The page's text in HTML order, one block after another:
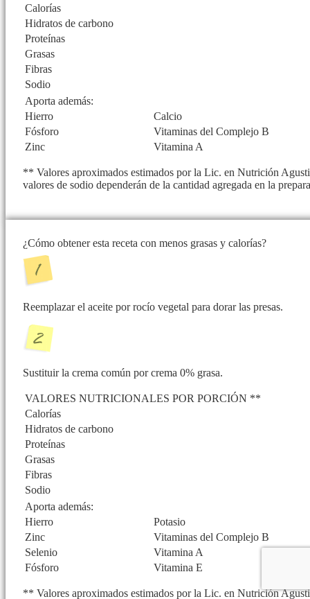
Calorías
Hidratos de carbono
Proteínas
Grasas
Fibras
Sodio
Aporta además:
Hierro
Calcio
Fósforo
Vitaminas del Complejo B
Zinc
Vitamina A
** Valores aproximados estimados por la Lic. en Nutrición
valores de sodio dependerán de la cantidad agregada en la
¿Cómo obtener esta receta con menos grasas y calorías?
Reemplazar el aceite por rocío vegetal para dorar las presas.
Sustituir la crema común por crema 0% grasa.
VALORES NUTRICIONALES POR PORCIÓN **
Calorías
Hidratos de carbono
Proteínas
Grasas
Fibras
Sodio
Aporta además:
Hierro
Potasio
Zinc
Vitaminas del Complejo B
Selenio
Vitamina A
Fósforo
Vitamina E
** Valores aproximados estimados por la Lic. en Nutrición